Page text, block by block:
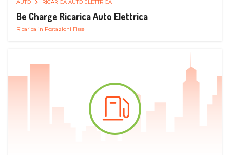
AUTO RICARICA AUTO ELETTRICA
Be Charge Ricarica Auto Elettrica
Ricarica in Postazioni Fisse